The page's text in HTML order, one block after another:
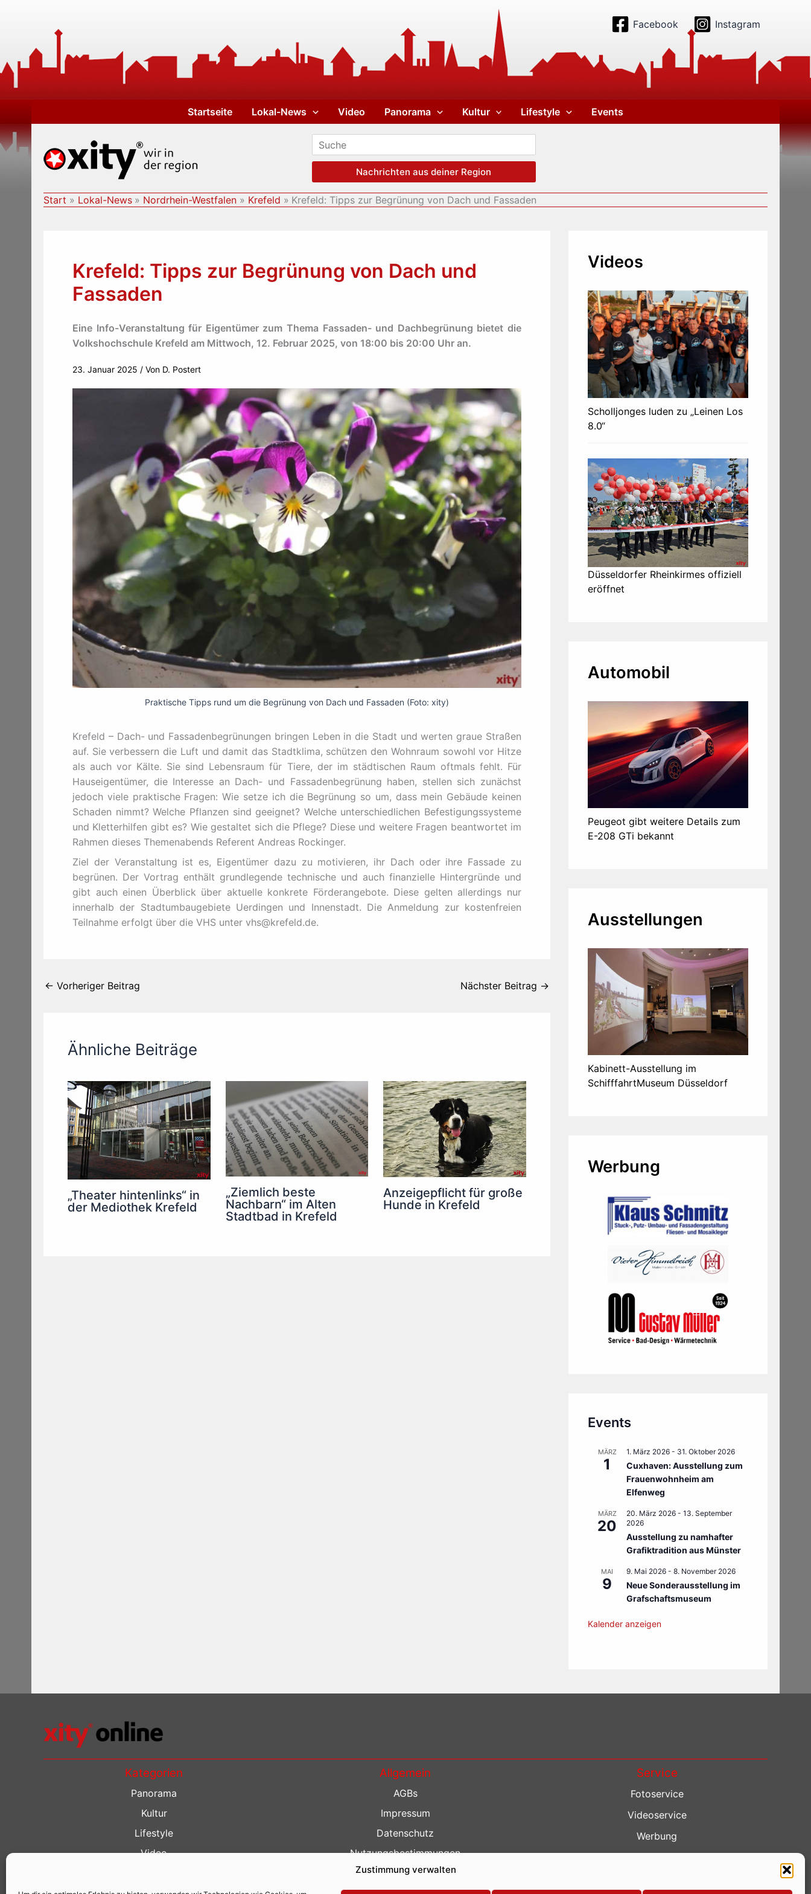
Zustimmung verwalten
Facebook Instagram
Startseite Lokal-News Video Panorama Kultur Lifestyle Events
Nachrichten aus deiner Region
Start Lokal-News Nordrhein-Westfalen Krefeld Krefeld: Tipps zur Begrünung von Dach und Fassaden
Krefeld: Tipps zur Begrünung von Dach und
Fassaden
Eine Info-Veranstaltung für Eigentümer zum Thema Fassaden- und Dachbegrünung bietet die
Volkshochschule Krefeld am Mittwoch, 12. Februar 2025, von 18:00 bis 20:00 Uhr an.
23. Januar 2025 / Von D. Postert
Praktische Tipps rund um die Begrünung von Dach und Fassaden (Foto: xity)
Krefeld – Dach- und Fassadenbegrünungen bringen Leben in die Stadt und werten graue Straßen
auf. Sie verbessern die Luft und damit das Stadtklima, schützen den Wohnraum sowohl vor Hitze
als auch vor Kälte. Sie sind Lebensraum für Tiere, der im städtischen Raum oftmals fehlt. Für
Hauseigentümer, die Interesse an Dach- und Fassadenbegrünung haben, stellen sich zunächst
jedoch viele praktische Fragen: Wie setze ich die Begrünung so um, dass mein Gebäude keinen
Schaden nimmt? Welche Pflanzen sind geeignet? Welche unterschiedlichen Befestigungssysteme
und Kletterhilfen gibt es? Wie gestaltet sich die Pflege? Diese und weitere Fragen beantwortet im
Rahmen dieses Themenabends Referent Andreas Rockinger.
Ziel der Veranstaltung ist es, Eigentümer dazu zu motivieren, ihr Dach oder ihre Fassade zu
begrünen. Der Vortrag enthält grundlegende technische und auch finanzielle Hintergründe und
gibt auch einen Überblick über aktuelle konkrete Förderangebote. Diese gelten allerdings nur
innerhalb der Stadtumbaugebiete Uerdingen und Innenstadt. Die Anmeldung zur kostenfreien
Teilnahme erfolgt über die VHS unter vhs@krefeld.de.
← Vorheriger Beitrag Nächster Beitrag →
Ähnliche Beiträge
„Theater hintenlinks“ in
der Mediothek Krefeld
„Ziemlich beste
Nachbarn“ im Alten
Stadtbad in Krefeld
Anzeigepflicht für große
Hunde in Krefeld
Videos
Scholljonges luden zu „Leinen Los
8.0“
Düsseldorfer Rheinkirmes offiziell
eröffnet
Automobil
Peugeot gibt weitere Details zum
E-208 GTi bekannt
Ausstellungen
Kabinett-Ausstellung im
SchifffahrtMuseum Düsseldorf
Werbung
Events
MÄRZ
1
1. März 2026 - 31. Oktober 2026
Cuxhaven: Ausstellung zum
Frauenwohnheim am
Elfenweg
MÄRZ
20
20. März 2026 - 13. September
2026
Ausstellung zu namhafter
Grafiktradition aus Münster
MAI
9
9. Mai 2026 - 8. November 2026
Neue Sonderausstellung im
Grafschaftsmuseum
Kalender anzeigen
Kategorien
Panorama
Kultur
Lifestyle
Video
Allgemein
AGBs
Impressum
Datenschutz
Nutzungsbestimmungen
Kontakt
Service
Fotoservice
Videoservice
Werbung